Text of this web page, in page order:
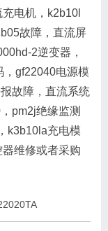
电机，k2b10l
故障，直流屏
2逆变器，
gf22040电源模
故障，直流系统
pm2j绝缘监测
k3b10la充电模
维修或者采购